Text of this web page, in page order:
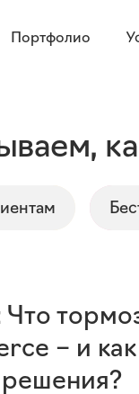
Портфолио
– и